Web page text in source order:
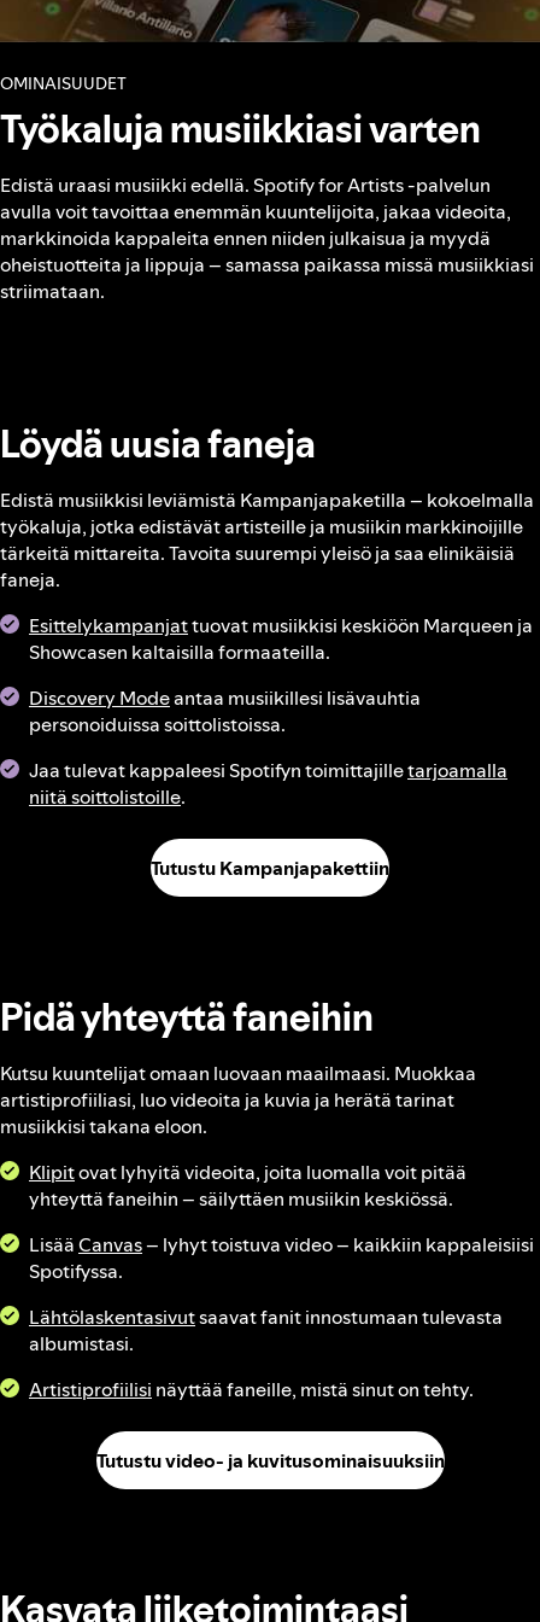
OMINAISUUDET
Työkaluja musiikkiasi varten
Edistä uraasi musiikki edellä. Spotify for Artists ‑palvelun
avulla voit tavoittaa enemmän kuuntelijoita, jakaa videoita,
markkinoida kappaleita ennen niiden julkaisua ja myydä
oheistuotteita ja lippuja – samassa paikassa missä musiikkiasi
striimataan.
Löydä uusia faneja
Edistä musiikkisi leviämistä Kampanjapaketilla – kokoelmalla
työkaluja, jotka edistävät artisteille ja musiikin markkinoijille
tärkeitä mittareita. Tavoita suurempi yleisö ja saa elinikäisiä
faneja.
Esittelykampanjattuovat musiikkisi keskiöön Marqueen ja
Showcasen kaltaisilla formaateilla.
Discovery Modeantaa musiikillesi lisävauhtia
personoiduissa soittolistoissa.
Jaa tulevat kappaleesi Spotifyn toimittajilletarjoamalla
niitä soittolistoille.
Tutustu Kampanjapakettiin
Pidä yhteyttä faneihin
Kutsu kuuntelijat omaan luovaan maailmaasi. Muokkaa
artistiprofiiliasi, luo videoita ja kuvia ja herätä tarinat
musiikkisi takana eloon.
Klipitovat lyhyitä videoita, joita luomalla voit pitää
yhteyttä faneihin – säilyttäen musiikin keskiössä.
LisääCanvas– lyhyt toistuva video – kaikkiin kappaleisiisi
Spotifyssa.
Lähtölaskentasivutsaavat fanit innostumaan tulevasta
albumistasi.
Artistiprofiilisi näyttää faneille, mistä sinut on tehty.
Tutustu video- ja kuvitusominaisuuksiin
Kasvata liiketoimintaasi